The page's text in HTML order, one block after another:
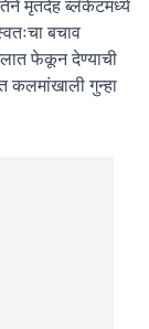
मृतदेह ब्लँकेटमध्ये
बचाव
फेकून देण्याची
कलमांखाली गुन्हा